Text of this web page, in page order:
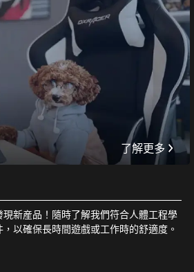
了解更多
新産品！隨時了解我們符合人體工程學
以確保長時間遊戲或工作時的舒適度。